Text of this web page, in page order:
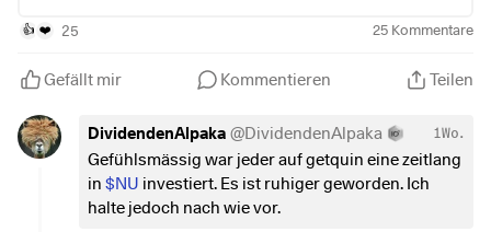
👍 ❤️ 25 25 Kommentare
Gefällt mir Kommentieren Teilen
DividendenAlpaka @DividendenAlpaka 1Wo.
Gefühlsmässig war jeder auf getquin eine zeitlang
in $NU investiert. Es ist ruhiger geworden. Ich
halte jedoch nach wie vor.